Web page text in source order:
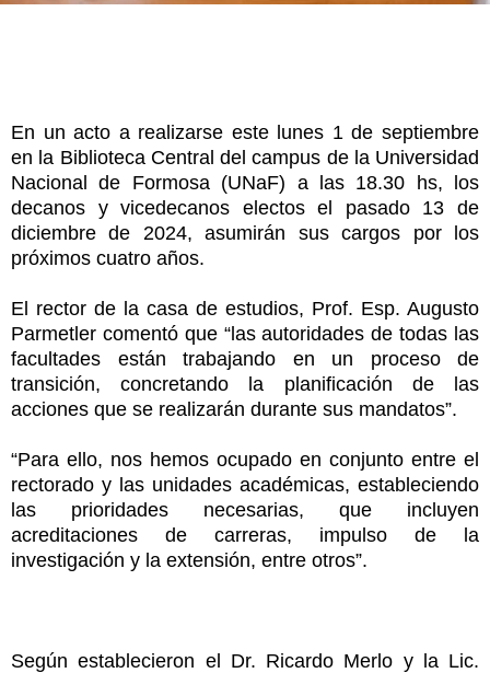
En un acto a realizarse este lunes 1 de septiembre
en la Biblioteca Central del campus de la Universidad
Nacional de Formosa (UNaF) a las 18.30 hs, los
decanos y vicedecanos electos el pasado 13 de
diciembre de 2024, asumirán sus cargos por los
próximos cuatro años.
El rector de la casa de estudios, Prof. Esp. Augusto
Parmetler comentó que “las autoridades de todas las
facultades están trabajando en un proceso de
transición, concretando la planificación de las
acciones que se realizarán durante sus mandatos”.
“Para ello, nos hemos ocupado en conjunto entre el
rectorado y las unidades académicas, estableciendo
las prioridades necesarias, que incluyen
acreditaciones de carreras, impulso de la
investigación y la extensión, entre otros”.
Según establecieron el Dr. Ricardo Merlo y la Lic.